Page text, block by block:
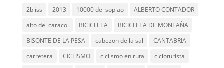
2bliss 2013 10000 del soplao
ALBERTO CONTADOR
alto del caracol
BICICLETA
BICICLETA DE MONTAÑA
BISONTE DE LA PESA
cabezon de la sal
CANTABRIA
carretera
CICLISMO ciclismo en ruta
cicloturista